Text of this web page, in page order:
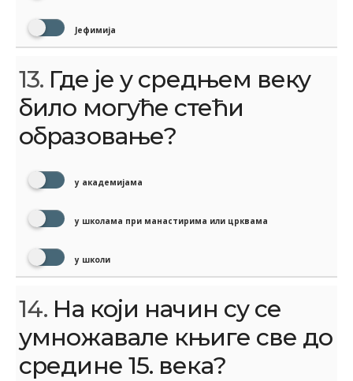
Јефимија
13. Где је у средњем веку
било могуће стећи
образовање?
у академијама
у школама при манастирима или црквама
у школи
14. На који начин су се
умножавале књиге све до
средине 15. века?